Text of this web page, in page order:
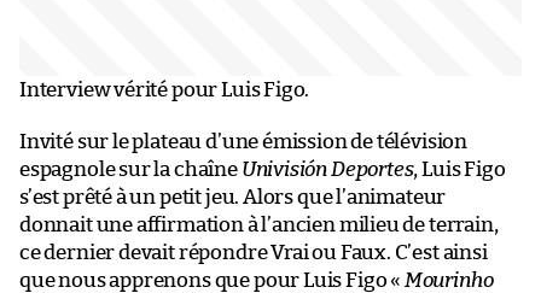
Interview vérité pour Luis Figo.
Invité sur le plateau d’une émission de télévision
espagnole sur la chaîne Univisión Deportes, Luis Figo
s’est prêté à un petit jeu. Alors que l’animateur
donnait une affirmation à l’ancien milieu de terrain,
ce dernier devait répondre Vrai ou Faux. C’est ainsi
que nous apprenons que pour Luis Figo « Mourinho